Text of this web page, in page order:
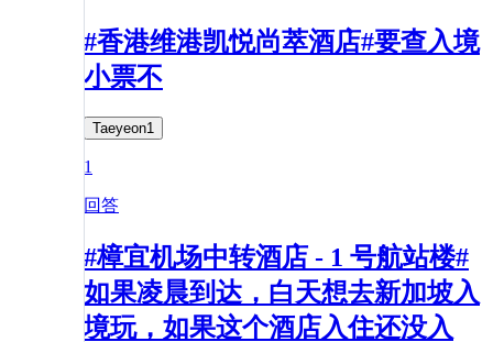
#香港维港凯悦尚萃酒店#要查入境
小票不
Taeyeon1
1
回答
#樟宜机场中转酒店 - 1 号航站楼#
如果凌晨到达，白天想去新加坡入
境玩，如果这个酒店入住还没入